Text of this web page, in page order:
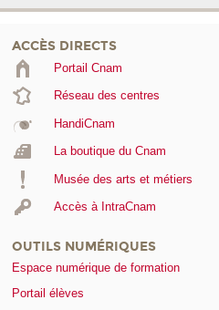
ACCÈS DIRECTS
Portail Cnam
Réseau des centres
HandiCnam
La boutique du Cnam
Musée des arts et métiers
Accès à IntraCnam
OUTILS NUMÉRIQUES
Espace numérique de formation
Portail élèves